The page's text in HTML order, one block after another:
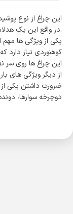
.در واقع این یک
کوهنوردی نیاز
این چراغ ها روی سر
از دیگر ویژگی های بارز
ضرورت داشتن یکی از
دوچرخه سوارها،